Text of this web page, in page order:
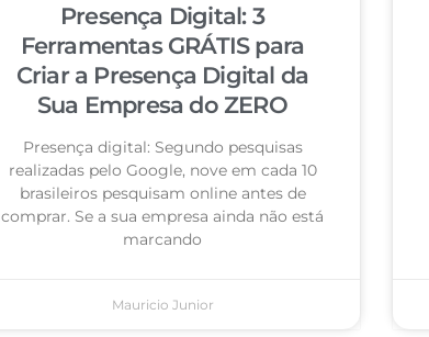
Presença Digital: 3
Ferramentas GRÁTIS para
Criar a Presença Digital da
Sua Empresa do ZERO
Presença digital: Segundo pesquisas
realizadas pelo Google, nove em cada 10
brasileiros pesquisam online antes de
comprar. Se a sua empresa ainda não está
marcando
Mauricio Junior